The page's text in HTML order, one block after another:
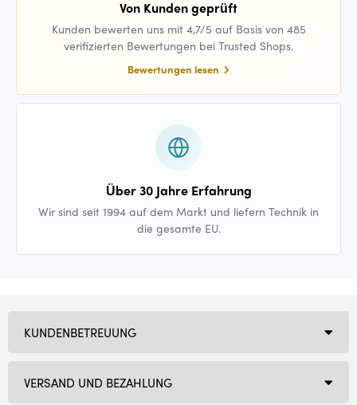
Von Kunden geprüft
Kunden bewerten uns mit 4,7/5 auf Basis von 485
verifizierten Bewertungen bei Trusted Shops.
Bewertungen lesen
Über 30 Jahre Erfahrung
Wir sind seit 1994 auf dem Markt und liefern Technik in
die gesamte EU.
KUNDENBETREUUNG
VERSAND UND BEZAHLUNG